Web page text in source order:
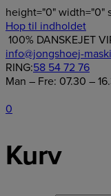
height="0" width="0"
Hop til indholdet
100% DANSKEJET
info@jongshoej-
RING:58 54 72 76
Man – Fre: 07.30 –
0
Kurv